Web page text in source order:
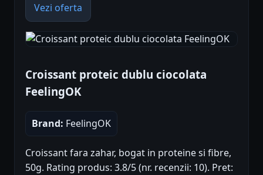
Vezi oferta
Croissant proteic dublu ciocolata
FeelingOK
Brand: FeelingOK
Croissant fara zahar, bogat in proteine si fibre,
50g. Rating produs: 3.8/5 (nr. recenzii: 10). Pret: